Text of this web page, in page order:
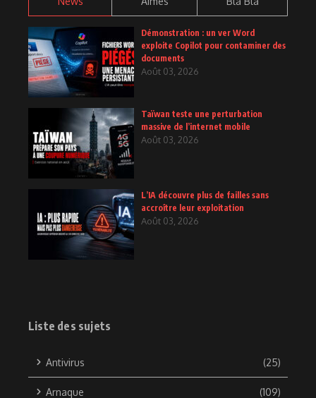
Démonstration : un ver Word
exploite Copilot pour contaminer des
documents
Août 03, 2026
Taïwan teste une perturbation
massive de l’internet mobile
Août 03, 2026
L’IA découvre plus de failles sans
accroître leur exploitation
Août 03, 2026
Liste des sujets
Antivirus (25)
Arnaque (109)